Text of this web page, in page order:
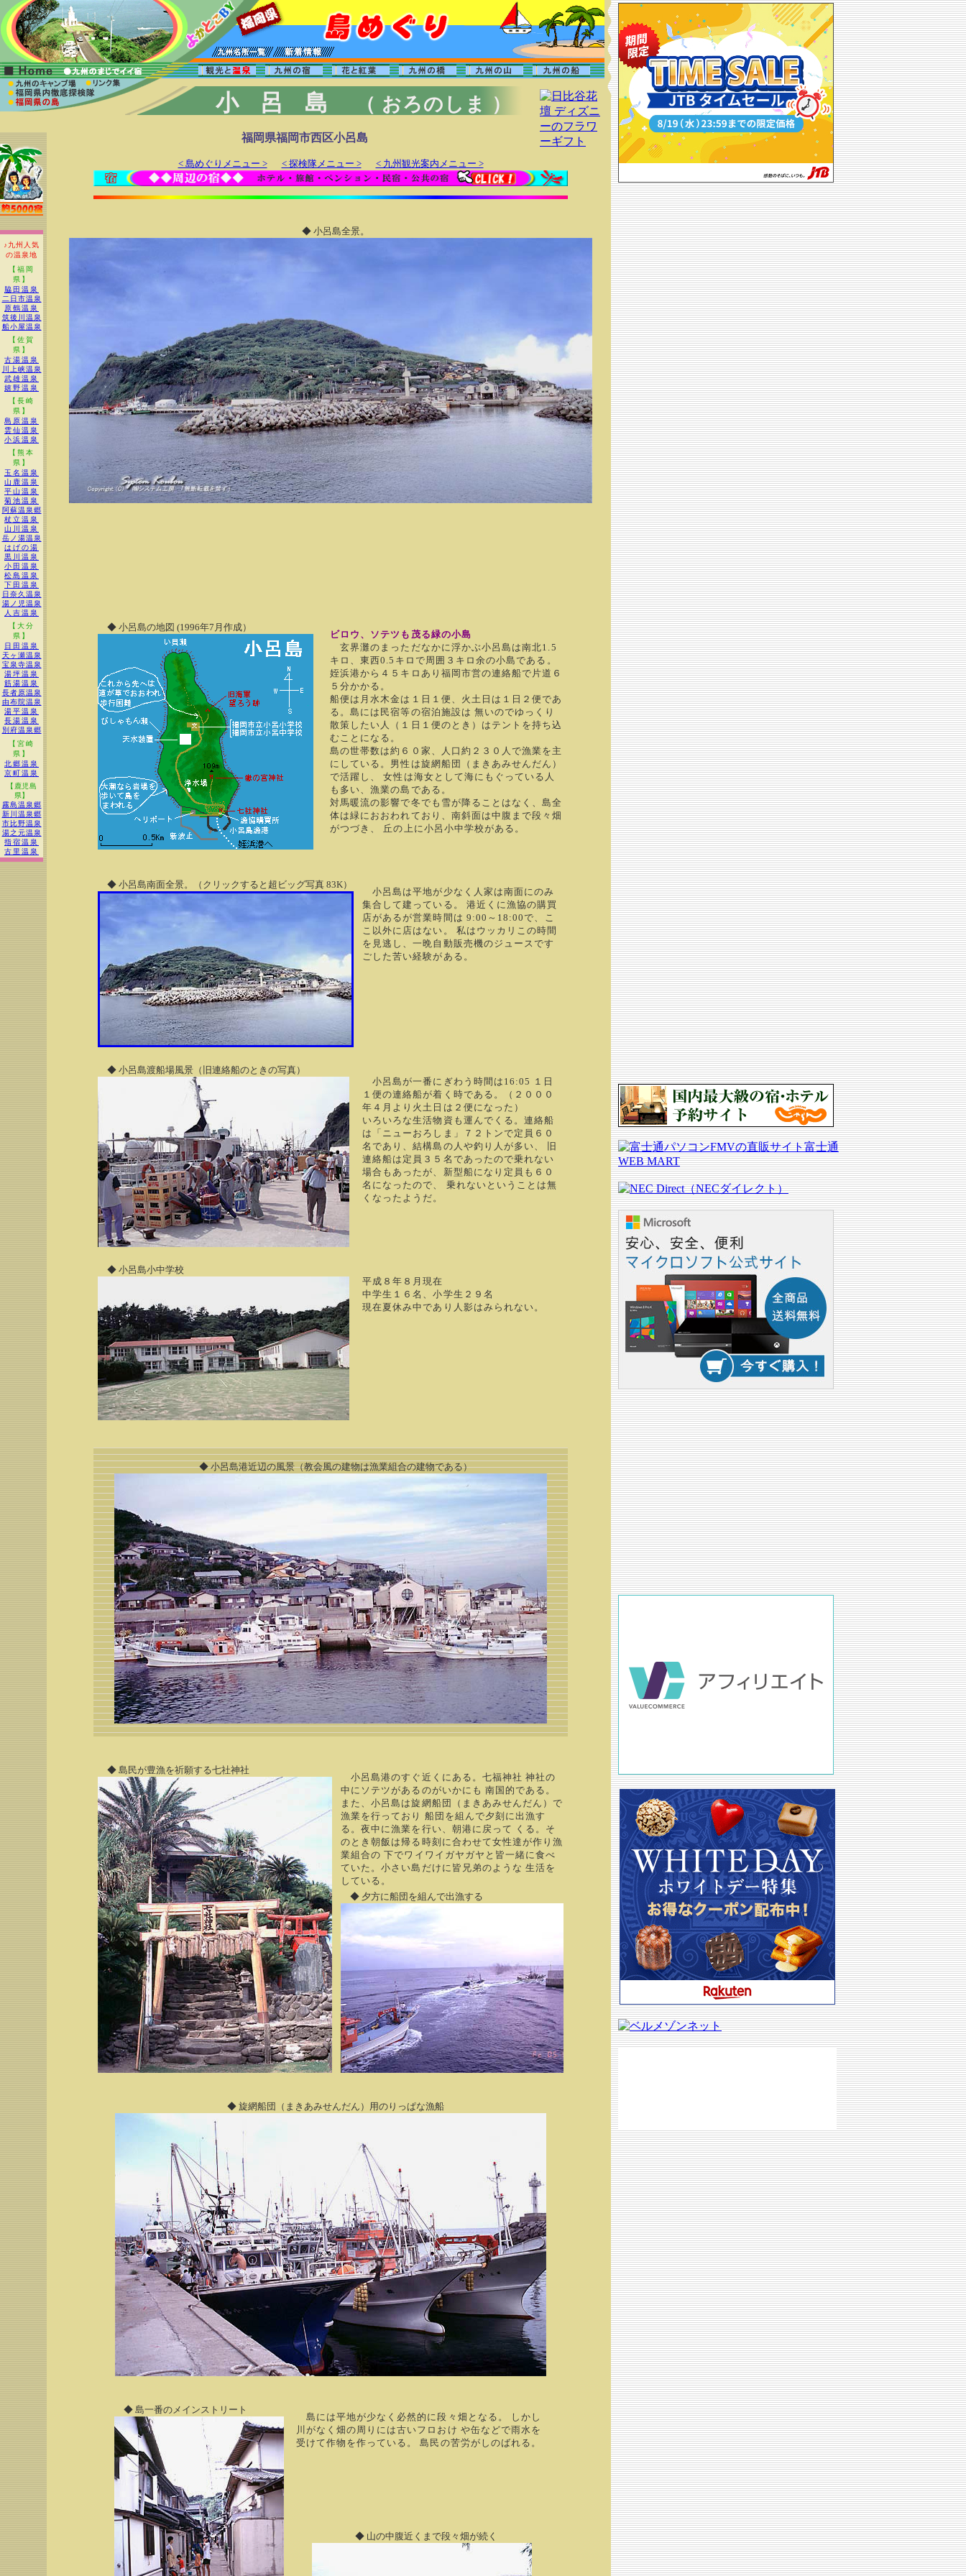
小呂島 （ おろのしま ）
♪九州人気
の温泉地
【福岡
県】
脇田温泉
二日市温泉
原鶴温泉
筑後川温泉
船小屋温泉
【佐賀
県】
古湯温泉
川上峡温泉
武雄温泉
嬉野温泉
【長崎
県】
島原温泉
雲仙温泉
小浜温泉
【熊本
県】
玉名温泉
山鹿温泉
平山温泉
菊池温泉
阿蘇温泉郷
杖立温泉
山川温泉
岳ノ湯温泉
はげの湯
黒川温泉
小田温泉
松島温泉
下田温泉
日奈久温泉
湯ノ児温泉
人吉温泉
【大分
県】
日田温泉
天ヶ瀬温泉
宝泉寺温泉
湯坪温泉
筋湯温泉
長者原温泉
由布院温泉
湯平温泉
長湯温泉
別府温泉郷
【宮崎
県】
北郷温泉
京町温泉
【鹿児島
県】
霧島温泉郷
新川温泉郷
市比野温泉
湯之元温泉
指宿温泉
古里温泉
福岡県福岡市西区小呂島
< 島めぐりメニュー > < 探検隊メニュー > < 九州観光案内メニュー >
◆ 小呂島全景。
◆ 小呂島の地図 (1996年7月作成）
ビロウ、ソテツも茂る緑の小島
玄界灘のまっただなかに浮かぶ小呂島は南北1.5
キロ、東西0.5キロで周囲３キロ余の小島である。
姪浜港から４５キロあり福岡市営の連絡船で片道６
５分かかる。
船便は月水木金は１日１便、火土日は１日２便であ
る。島には民宿等の宿泊施設は 無いのでゆっくり
散策したい人（１日１便のとき）はテントを持ち込
むことになる。
島の世帯数は約６０家、人口約２３０人で漁業を主
にしている。男性は旋網船団（まきあみせんだん）
で活躍し、 女性は海女として海にもぐっている人
も多い、漁業の島である。
対馬暖流の影響で冬でも雪が降ることはなく、島全
体は緑におおわれており、南斜面は中腹まで段々畑
がつづき、 丘の上に小呂小中学校がある。
◆ 小呂島南面全景。（クリックすると超ビッグ写真 83K）
小呂島は平地が少なく人家は南面にのみ
集合して建っている。 港近くに漁協の購買
店があるが営業時間は 9:00～18:00で、こ
こ以外に店はない。 私はウッカリこの時間
を見逃し、一晩自動販売機のジュースです
ごした苦い経験がある。
◆ 小呂島渡船場風景（旧連絡船のときの写真）
小呂島が一番にぎわう時間は16:05 １日
１便の連絡船が着く時である。（２０００
年４月より火土日は２便になった）
いろいろな生活物資も運んでくる。連絡船
は「ニューおろしま」７２トンで定員６０
名であり、結構島の人や釣り人が多い、 旧
連絡船は定員３５名であったので乗れない
場合もあったが、新型船になり定員も６０
名になったので、 乗れないということは無
くなったようだ。
◆ 小呂島小中学校
平成８年８月現在
中学生１６名、小学生２９名
現在夏休み中であり人影はみられない。
◆ 小呂島港近辺の風景（教会風の建物は漁業組合の建物である）
◆ 島民が豊漁を祈願する七社神社
小呂島港のすぐ近くにある。七福神社 神社の
中にソテツがあるのがいかにも 南国的である。
また、小呂島は旋網船団（まきあみせんだん）で
漁業を行っており 船団を組んで夕刻に出漁す
る。夜中に漁業を行い、朝港に戻って くる。そ
のとき朝飯は帰る時刻に合わせて女性達が作り漁
業組合の 下でワイワイガヤガヤと皆一緒に食べ
ていた。小さい島だけに皆兄弟のような 生活を
している。
◆ 夕方に船団を組んで出漁する
◆ 旋網船団（まきあみせんだん）用のりっぱな漁船
◆ 島一番のメインストリート
島には平地が少なく必然的に段々畑となる。 しかし
川がなく畑の周りには古いフロおけ や缶などで雨水を
受けて作物を作っている。 島民の苦労がしのばれる。
◆ 山の中腹近くまで段々畑が続く